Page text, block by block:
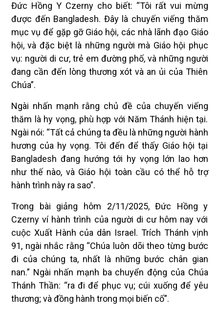
Đức Hồng Y Czerny cho biết: “Tôi rất vui mừng
được đến Bangladesh. Đây là chuyến viếng thăm
mục vụ để gặp gỡ Giáo hội, các nhà lãnh đạo Giáo
hội, và đặc biệt là những người mà Giáo hội phục
vụ: người di cư, trẻ em đường phố, và những người
đang cần đến lòng thương xót và an ủi của Thiên
Chúa”.
Ngài nhấn mạnh rằng chủ đề của chuyến viếng
thăm là hy vọng, phù hợp với Năm Thánh hiện tại.
Ngài nói: “Tất cả chúng ta đều là những người hành
hương của hy vọng. Tôi đến để thấy Giáo hội tại
Bangladesh đang hướng tới hy vọng lớn lao hơn
như thế nào, và Giáo hội toàn cầu có thể hỗ trợ
hành trình này ra sao”.
Trong bài giảng hôm 2/11/2025, Đức Hồng y
Czerny ví hành trình của người di cư hôm nay với
cuộc Xuất Hành của dân Israel. Trích Thánh vịnh
91, ngài nhắc rằng “Chúa luôn dõi theo từng bước
đi của chúng ta, nhất là những bước chân gian
nan.” Ngài nhấn mạnh ba chuyển động của Chúa
Thánh Thần: “ra đi để phục vụ; cúi xuống để yêu
thương; và đồng hành trong mọi biến cố”.